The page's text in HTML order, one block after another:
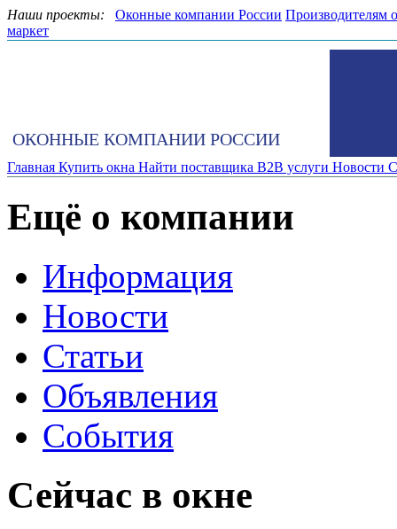
Наши проекты: Оконные компании России Производителям
маркет
ОКОННЫЕ КОМПАНИИ РОССИИ
Главная Купить окна Найти поставщика B2B услуги Новости
Ещё о компании
Информация
Новости
Статьи
Объявления
События
Сейчас в окне